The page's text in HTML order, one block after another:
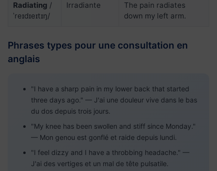
Radiating /
ˈreɪdɪeɪtɪŋ/
Irradiante
The pain radiates
down my left arm.
Phrases types pour une consultation en
anglais
"I have a sharp pain in my lower back that started
three days ago." — J'ai une douleur vive dans le bas
du dos depuis trois jours.
"My knee has been swollen and stiff since Monday."
— Mon genou est gonflé et raide depuis lundi.
"I feel dizzy and I have a throbbing headache." —
J'ai des vertiges et un mal de tête pulsatile.